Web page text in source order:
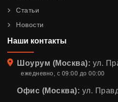
Статьи
Новости
Наши контакты
Адрес
Шоурум (Москва): ул.
ежедневно, с 09:00 до 00:00
Офис (Москва): ул.